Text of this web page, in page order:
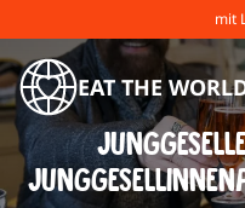
mit
EAT THE